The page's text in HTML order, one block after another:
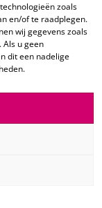
zoals
en/of te raadplegen.
wij gegevens zoals
Als u geen
dit een nadelige
heb